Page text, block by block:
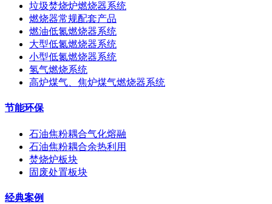
垃圾焚烧炉燃烧器系统
燃烧器常规配套产品
燃油低氮燃烧器系统
大型低氮燃烧器系统
小型低氮燃烧器系统
氢气燃烧系统
高炉煤气、焦炉煤气燃烧器系统
节能环保
石油焦粉耦合气化熔融
石油焦粉耦合余热利用
焚烧炉板块
固废处置板块
经典案例